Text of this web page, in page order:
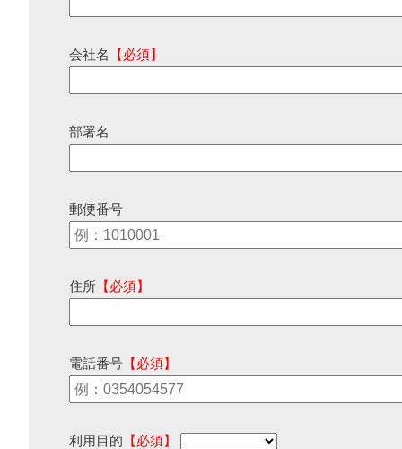
会社名 【必須】
部署名
郵便番号
住所 【必須】
電話番号 【必須】
利用目的 【必須】